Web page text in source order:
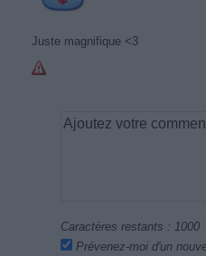
Juste magnifique <3
Caractères restants : 1000
Prévenez-moi d'un